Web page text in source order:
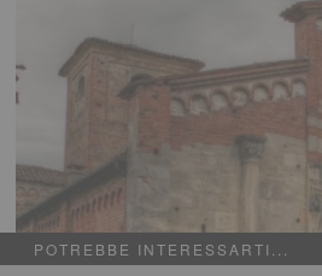
POTREBBE INTERESSARTI...